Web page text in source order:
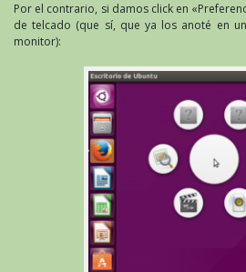
Por el contrario, si damos click en
de telcado (que sí, que ya los anoté en
monitor):